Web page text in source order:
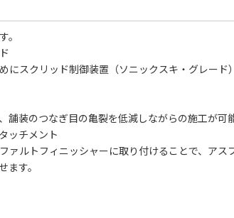
。
にスクリッド制御装置（ソニックスキ・グレード
舗装のつなぎ目の亀裂を低減しながらの施工が可
ッチメント
ァルトフィニッシャーに取り付けることで、ア
ます。